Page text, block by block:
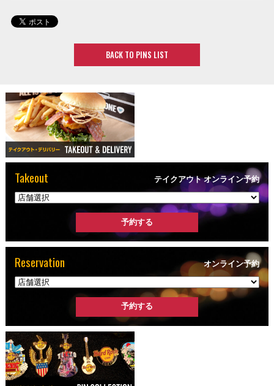
BACK TO PINS LIST
Takeout テイクアウト オンライン予約
Reservation オンライン予約